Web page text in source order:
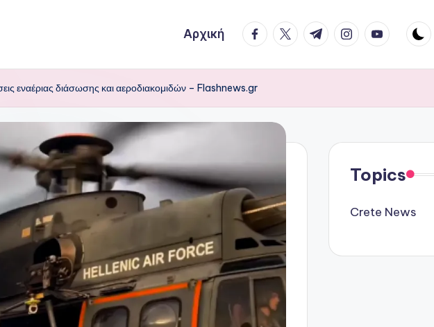
Αρχική facebook.com
twitter.com
t.me instagram.com
youtube.com
εναέριας διάσωσης και αεροδιακομιδών – Flashnews.gr
Topics
Crete News